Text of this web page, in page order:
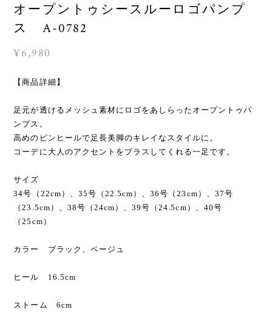
オープントゥシースルーロゴパンプ
ス A-0782
¥6,980
【商品詳細】
足元が透けるメッシュ素材にロゴをあしらったオープントゥパ
ンプス。
高めのピンヒールで足長美脚のキレイなスタイルに。
コーデに大人のアクセントをプラスしてくれる一足です。
サイズ
34号（22cm）、35号（22.5cm）、36号（23cm）、37号
（23.5cm）、38号（24cm）、39号（24.5cm）、40号
（25cm）
カラー ブラック、ベージュ
ヒール 16.5cm
ストーム 6cm